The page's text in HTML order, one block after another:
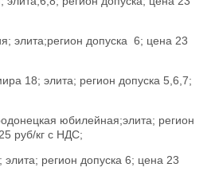
элита;регион допуска 6; цена 23
18; элита; регион допуска 5,6,7;
юбилейная;элита; регион
руб/кг с НДС;
регион допуска 6; цена 23